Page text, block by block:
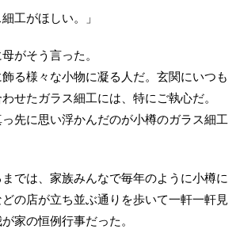
工がほしい。」
がそう言った。
る様々な小物に凝る人だ。玄関にいつも
せたガラス細工には、特にご執心だ。
先に思い浮かんだのが小樽のガラス細工
では、家族みんなで毎年のように小樽に
の店が立ち並ぶ通りを歩いて一軒一軒見
家の恒例行事だった。